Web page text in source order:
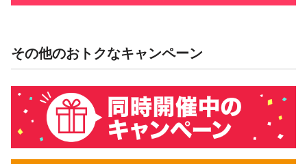
その他のおトクなキャンペーン